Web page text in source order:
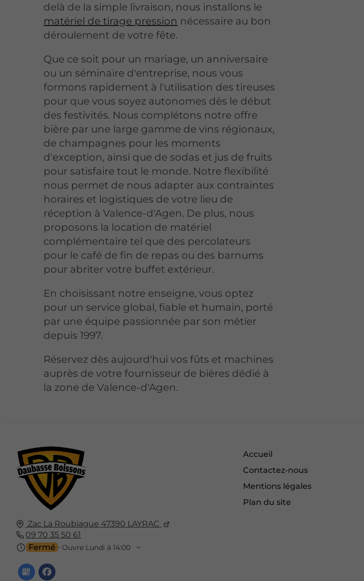
delà de la simple livraison, nous installons le
matériel de tirage pression nécessaire au bon
déroulement de votre fête.
Que ce soit pour un mariage, un anniversaire
ou un séminaire d'entreprise, nous vous
formons rapidement à l'utilisation des tireuses
pour que vous soyez autonomes dès le début
des festivités. Nous complétons notre offre
bière par une large gamme de vins régionaux,
de champagnes pour les moments
d'exception, ainsi que de sodas et jus de fruits
pour satisfaire tout le monde. Notre flexibilité
nous permet de nous adapter aux contraintes
horaires et logistiques de votre lieu de
réception à Valence-d'Agen. De plus, nous
proposons la location de matériel
complémentaire tel que des percolateurs
pour le café de fin de repas ou des barnums
pour abriter votre buffet extérieur.
En choisissant notre enseigne, vous optez
pour un service global, fiable et humain, porté
par une équipe passionnée par son métier
depuis 1997.
Réservez dès aujourd'hui vos fûts et machines
auprès de votre fournisseur de bières dédié à
la zone de Valence-d'Agen.
Zac La Roubiague 47390 LAYRAC
09 70 35 50 61
Fermé ⋅ Ouvre Lundi à 14:00
Accueil
Contactez-nous
Mentions légales
Plan du site